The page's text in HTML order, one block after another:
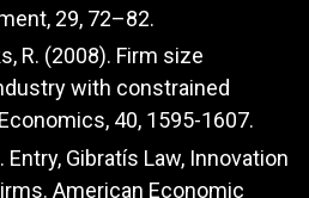
29, 72–82.
R. (2008). Firm size
with constrained
40, 1595-1607.
Entry, Gibratís Law, Innovation
American Economic